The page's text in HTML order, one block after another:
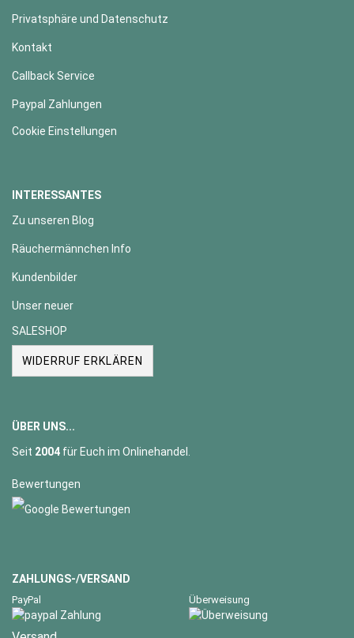
Privatsphäre und Datenschutz
Kontakt
Callback Service
Paypal Zahlungen
Cookie Einstellungen
INTERESSANTES
Zu unseren Blog
Räuchermännchen Info
Kundenbilder
Unser neuer
SALESHOP
WIDERRUF ERKLÄREN
ÜBER UNS...
Seit 2004 für Euch im Onlinehandel.
Bewertungen
ZAHLUNGS-/VERSAND
PayPal Überweisung